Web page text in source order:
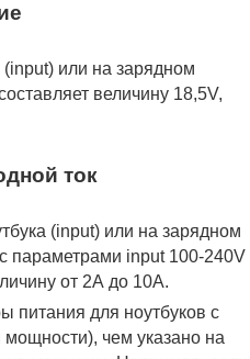
или на зарядном
величину 18,5V,
ток
(input) или на зарядном
параметрами input 100-240V
от 2А до 10A.
питания для ноутбуков с
чем указано на